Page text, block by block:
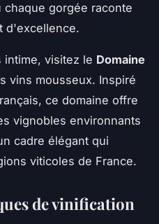
gorgée raconte
d'excellence.
intime, visitez le Domaine
vins mousseux. Inspiré
ce domaine offre
vignobles environnants
cadre élégant qui
viticoles de France.
de vinification